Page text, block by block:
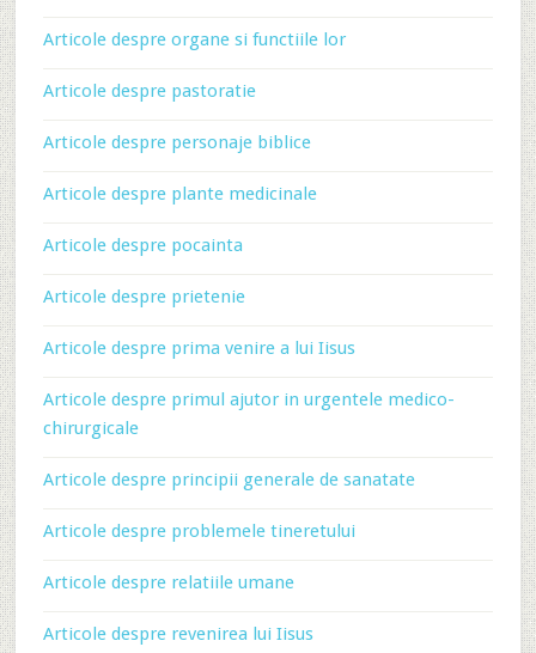
Articole despre organe si functiile lor
Articole despre pastoratie
Articole despre personaje biblice
Articole despre plante medicinale
Articole despre pocainta
Articole despre prietenie
Articole despre prima venire a lui Iisus
Articole despre primul ajutor in urgentele medico-
chirurgicale
Articole despre principii generale de sanatate
Articole despre problemele tineretului
Articole despre relatiile umane
Articole despre revenirea lui Iisus